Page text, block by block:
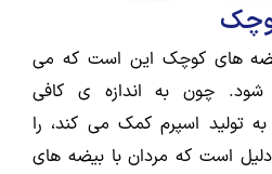
های کوچک این است که می
شود. چون به اندازه ی کافی
تولید اسپرم کمک می کند، را
است که مردان با بیضه های